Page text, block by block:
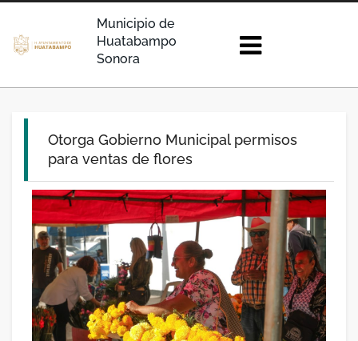
Municipio de
Huatabampo
Sonora
Otorga Gobierno Municipal permisos
para ventas de flores